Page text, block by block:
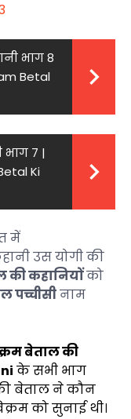
भाग 8
Betal
भाग 7 |
Ki
में
उस योगी की
की कहानियोंको
पच्चीसीनाम
बेताल की
केसभी भाग
बेताल ने कौन
को सुनाई थी।